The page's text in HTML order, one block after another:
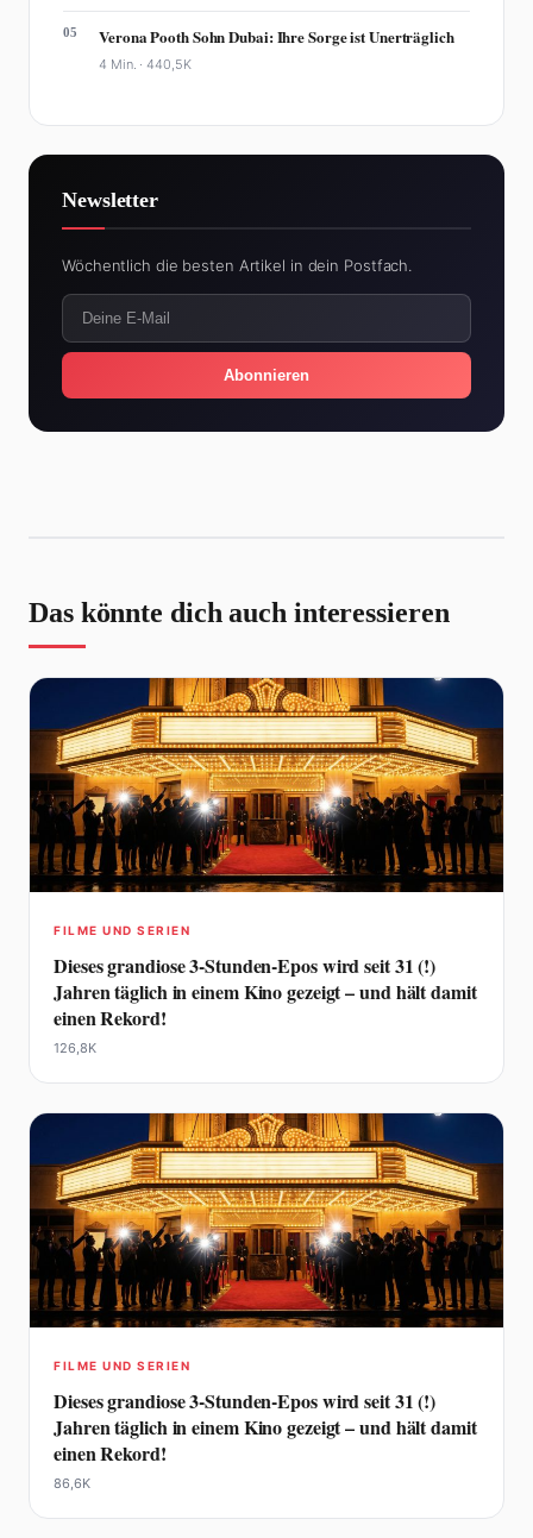
05 Verona Pooth Sohn Dubai: Ihre Sorge ist Unerträglich
4 Min. ·440,5K
Newsletter
Wöchentlich die besten Artikel in dein Postfach.
Abonnieren
Das könnte dich auch interessieren
FILME UND SERIEN
Dieses grandiose 3-Stunden-Epos wird seit 31 (!)
Jahren täglich in einem Kino gezeigt – und hält damit
einen Rekord!
126,8K
FILME UND SERIEN
Dieses grandiose 3-Stunden-Epos wird seit 31 (!)
Jahren täglich in einem Kino gezeigt – und hält damit
einen Rekord!
86,6K